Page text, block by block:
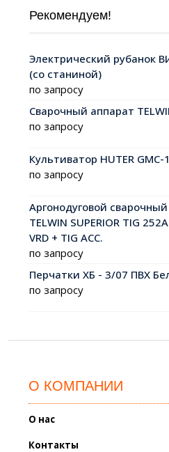
Рекомендуем!
Электрический рубанок
(со станиной)
по запросу
Сварочный аппарат
по запросу
Культиватор HUTER GMC-
по запросу
Аргонодуговой
TELWIN SUPERIOR TIG
VRD + TIG ACC.
по запросу
Перчатки ХБ - 3/07 ПВХ
по запросу
О КОМПАНИИ
О нас
Контакты